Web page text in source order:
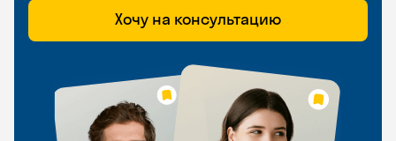
Хочу на консультацию